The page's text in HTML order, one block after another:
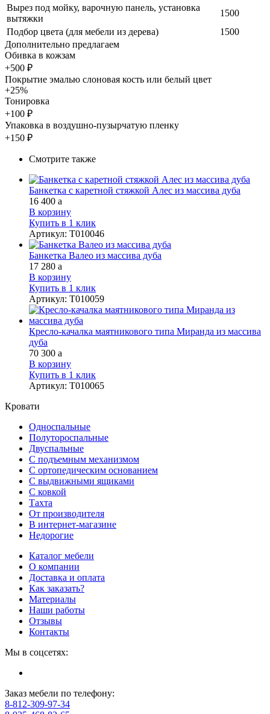
Вырез под мойку, варочную панель, установка
вытяжки
1500
Подбор цвета (для мебели из дерева)
1500
Дополнительно предлагаем
Обивка в кожзам
+500 ₽
Покрытие эмалью слоновая кость или белый цвет
+25%
Тонировка
+100 ₽
Упаковка в воздушно-пузырчатую пленку
+150 ₽
Смотрите также
Банкетка с каретной стяжкой Алес из массива дуба
16 400 a
В корзину
Купить в 1 клик
Артикул: Т010046
Банкетка Валео из массива дуба
17 280 a
В корзину
Купить в 1 клик
Артикул: Т010059
Кресло-качалка маятникового типа Миранда из массива
дуба
70 300 a
В корзину
Купить в 1 клик
Артикул: Т010065
Кровати
Односпальные
Полутороспальные
Двуспальные
С подъемным механизмом
С ортопедическим основанием
С выдвижными ящиками
С ковкой
Тахта
От производителя
В интернет-магазине
Недорогие
Каталог мебели
О компании
Доставка и оплата
Как заказать?
Материалы
Наши работы
Отзывы
Контакты
Мы в соцсетях:
Заказ мебели по телефону:
8-812-309-97-34